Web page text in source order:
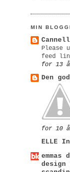
MIN
Please
feed
for 13
Den
for 10
ELLE
emmas
design